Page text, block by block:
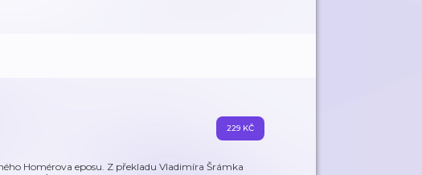
Homérova eposu. Z překladu Vladimíra Šrámka
229 KČ